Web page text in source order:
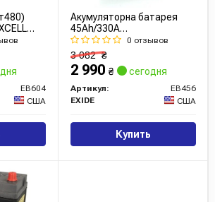
EB604
США
Акумуляторна батарея
45Ah/330A
(237x127x227/+R/B00)
Excell Азія
0 отзывов
3 082₴
2 990 ₴ сегодня
Артикул:
EB456
EXIDE
США
Купить